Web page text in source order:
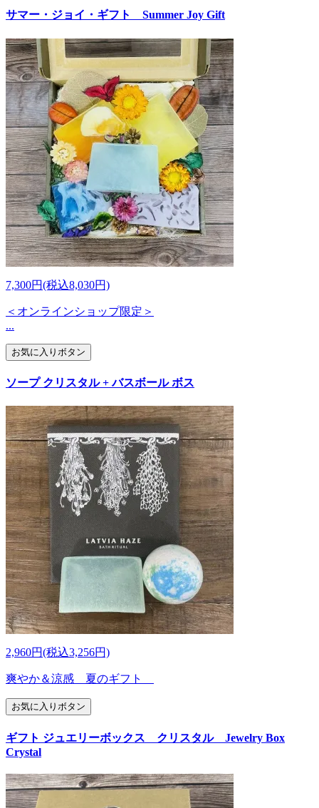
サマー・ジョイ・ギフト Summer Joy Gift
7,300円(税込8,030円)
＜オンラインショップ限定＞
...
お気に入りボタン
ソープ クリスタル + バスボール ボス
2,960円(税込3,256円)
爽やか＆涼感 夏のギフト
お気に入りボタン
ギフト ジュエリーボックス クリスタル Jewelry Box
Crystal